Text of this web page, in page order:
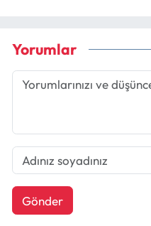
Yorumlar
Gönder